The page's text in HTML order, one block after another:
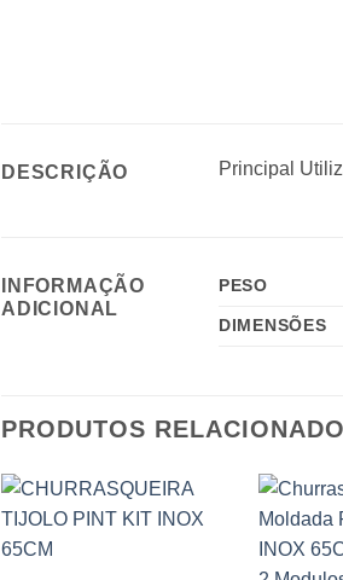
DESCRIÇÃO Principal
INFORMAÇÃO
ADICIONAL
PESO
DIMENSÕES
PRODUTOS